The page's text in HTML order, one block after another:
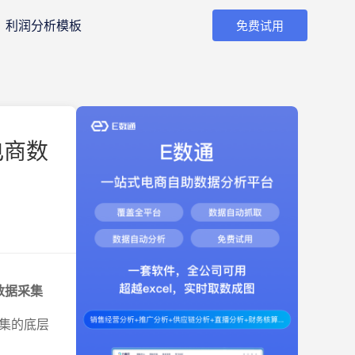
利润分析模板 免费试用
数
据采集
的底层